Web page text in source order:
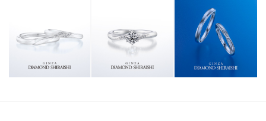
揃え、ふたりの「似合う」と「好き」を同時に叶えた満
足の選択ができる指輪をご提案しています。多くのお客
様にご満足いただけている、一生身に着けるための指輪
のクオリティや購入後のアフターサービスをぜひ一度店
頭でお確かめください。